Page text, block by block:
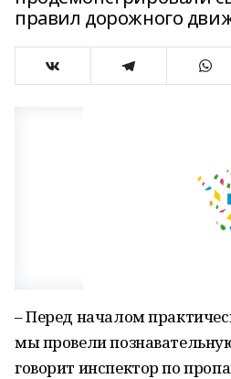
правил дорожного
– Перед началом
мы провели
говорит инспектор по